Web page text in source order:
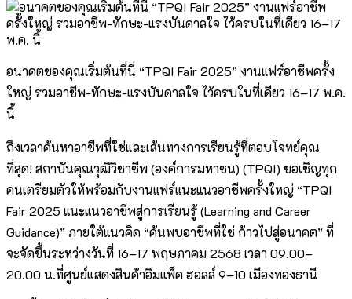
อนาคตของคุณเริ่มต้นที่นี่ “TPQI Fair 2025” งานแฟร์อาชีพครั้ง
ใหญ่ รวมอาชีพ-ทักษะ-แรงบันดาลใจ ไว้ครบในที่เดียว 16–17 พ.ค.
นี้
ถึงเวลาค้นหาอาชีพที่ใช่และเส้นทางการเรียนรู้ที่ตอบโจทย์คุณ
ที่สุด! สถาบันคุณวุฒิวิชาชีพ (องค์การมหาชน) (TPQI) ขอเชิญทุก
คนเตรียมตัวให้พร้อมกับงานแฟร์แนะแนวอาชีพครั้งใหญ่ “TPQI
Fair 2025 แนะแนวอาชีพสู่การเรียนรู้ (Learning and Career
Guidance)” ภายใต้แนวคิด “ค้นพบอาชีพที่ใช่ ก้าวไปสู่อนาคต” ที่
จะจัดขึ้นระหว่างวันที่ 16–17 พฤษภาคม 2568 เวลา 09.00–
20.00 น.ที่ศูนย์แสดงสินค้าอิมแพ็ค ฮอลล์ 9–10 เมืองทองธานี